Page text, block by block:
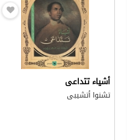
أشياء تتداعى
تشنوا أتشيبى